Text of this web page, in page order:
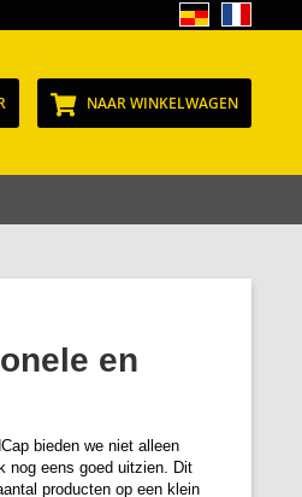
NAAR WINKELWAGEN
en
bieden we niet alleen
nog eens goed uitzien. Dit
producten op een klein